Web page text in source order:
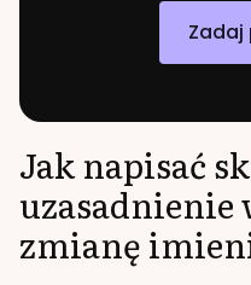
Zadaj
Jak napisać
uzasadnienie
zmianę